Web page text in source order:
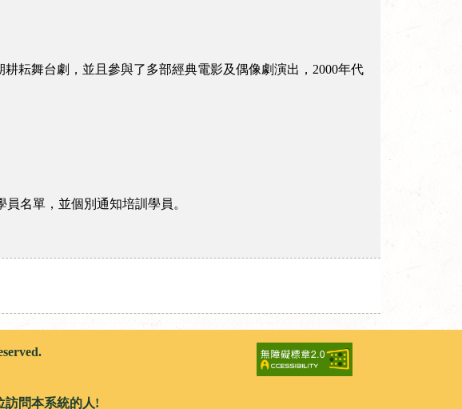
耘舞台劇，並且參與了多部經典電影及偶像劇演出，2000年代
名單，並個別通知培訓學員。
訪問本系統的人!